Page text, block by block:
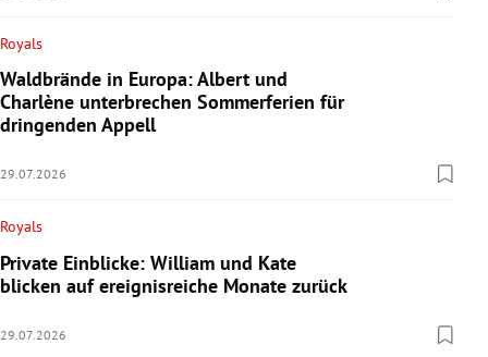
Royals
Waldbrände in Europa: Albert und
Charlène unterbrechen Sommerferien für
dringenden Appell
29.07.2026
Royals
Private Einblicke: William und Kate
blicken auf ereignisreiche Monate zurück
29.07.2026